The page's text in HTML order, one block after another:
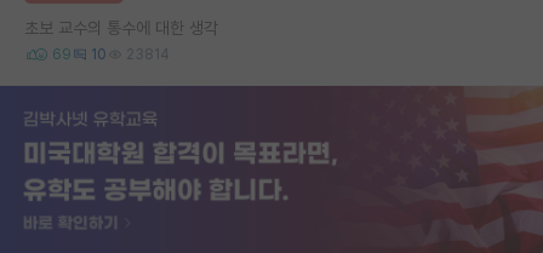
초보 교수의 통수에 대한 생각
69 10 23814